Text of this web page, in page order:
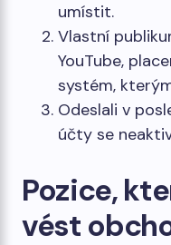
umístit.
Vlastní
YouTube,
systém,
Odeslali v
účty se
Pozice,
vést